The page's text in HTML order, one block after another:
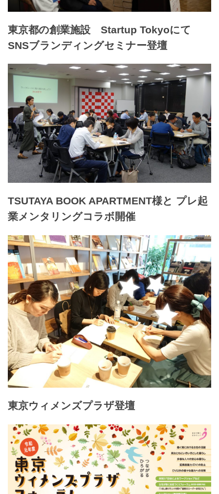
東京都の創業施設 Startup Tokyoにて
SNSブランディングセミナー登壇
TSUTAYA BOOK APARTMENT様と プレ起
業メンタリングコラボ開催
東京ウィメンズプラザ登壇